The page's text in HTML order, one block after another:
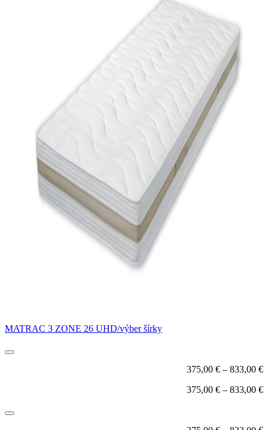
MATRAC 3 ZONE 26 UHD/výber šírky
375,00 € – 833,00 €
375,00 € – 833,00 €